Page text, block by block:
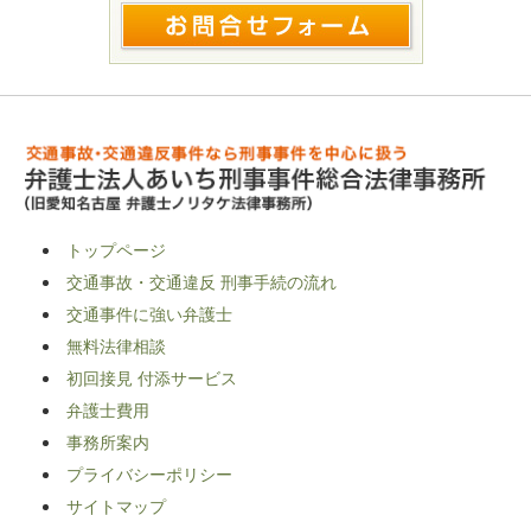
トップページ
交通事故・交通違反 刑事手続の流れ
交通事件に強い弁護士
無料法律相談
初回接見 付添サービス
弁護士費用
事務所案内
プライバシーポリシー
サイトマップ